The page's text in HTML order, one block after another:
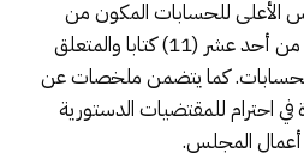
الأعلى للحسابات المكون من
كتابين، والجزء الثاني المكون من أحد عشر (11) كتابا والمتعلق
كما يتضمن ملخصات عن
في احترام للمقتضيات الدستورية
أعمال المجلس.